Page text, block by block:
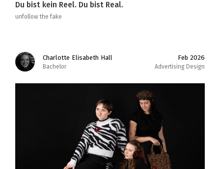
Du bist kein Reel. Du bist Real.
unfollow the fake
Charlotte Elisabeth Hall
Bachelor
Feb 2026
Advertising Design